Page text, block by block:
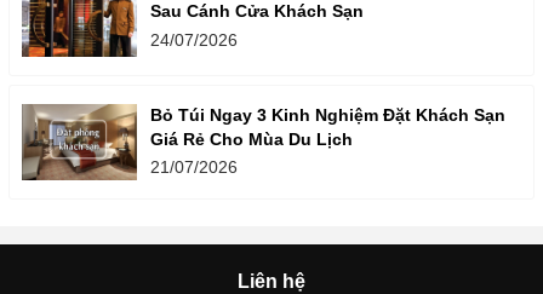
Sau Cánh Cửa Khách Sạn
24/07/2026
Bỏ Túi Ngay 3 Kinh Nghiệm Đặt Khách Sạn
Giá Rẻ Cho Mùa Du Lịch
21/07/2026
Liên hệ